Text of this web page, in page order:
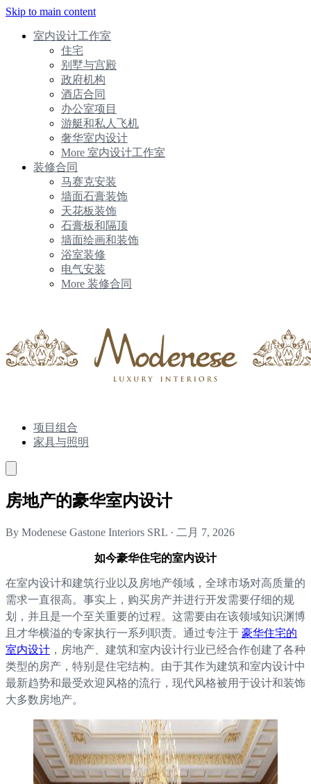
Skip to main content
室内设计工作室
住宅
别墅与宫殿
政府机构
酒店合同
办公室项目
游艇和私人飞机
奢华室内设计
More 室内设计工作室
装修合同
马赛克安装
墙面石膏装饰
天花板装饰
石膏板和隔顶
墙面绘画和装饰
浴室装修
电气安装
More 装修合同
项目组合
家具与照明
房地产的豪华室内设计
By Modenese Gastone Interiors SRL · 二月 7, 2026
如今豪华住宅的室内设计
在室内设计和建筑行业以及房地产领域，全球市场对高质量的
需求一直很高。事实上，购买房产并进行开发需要仔细的规
划，并且是一个至关重要的过程。这需要由在该领域知识渊博
且才华横溢的专家执行一系列职责。通过专注于 豪华住宅的
室内设计 ，房地产、建筑和室内设计行业已经合作创建了各种
类型的房产，特别是住宅结构。由于其作为建筑和室内设计中
最新趋势和最受欢迎风格的流行，现代风格被用于设计和装饰
大多数房地产。